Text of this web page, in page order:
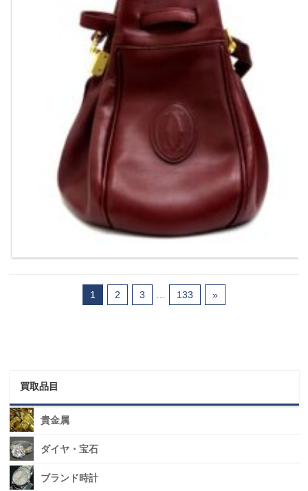
1 2 3 133 »
買取品目
貴金属
ダイヤ・宝石
ブランド時計